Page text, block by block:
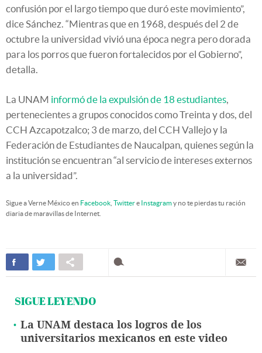
confusión por el largo tiempo que duró este movimiento”,
dice Sánchez. “Mientras que en 1968, después del 2 de
octubre la universidad vivió una época negra pero dorada
para los porros que fueron fortalecidos por el Gobierno”,
detalla.
La UNAM informó de la expulsión de 18 estudiantes,
pertenecientes a grupos conocidos como Treinta y dos, del
CCH Azcapotzalco; 3 de marzo, del CCH Vallejo y la
Federación de Estudiantes de Naucalpan, quienes según la
institución se encuentran “al servicio de intereses externos
a la universidad”.
Sigue a Verne México en Facebook Twittere Instagramy no te pierdas tu ración
diaria de maravillas de Internet.
SIGUE LEYENDO
La UNAM destaca los logros de los
universitarios mexicanos en este video